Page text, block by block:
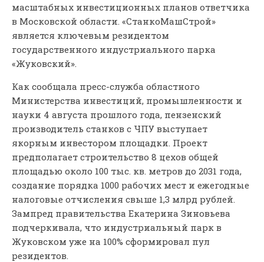
масштабных инвестиционных планов ответчика
в Московской области. «СтанкоМашСтрой»
является ключевым резидентом
государственного индустриального парка
«Жуковский».
Как сообщала пресс-служба областного
Министерства инвестиций, промышленности и
науки 4 августа прошлого года, пензенский
производитель станков с ЧПУ выступает
якорным инвестором площадки. Проект
предполагает строительство 8 цехов общей
площадью около 100 тыс. кв. метров до 2031 года,
создание порядка 1000 рабочих мест и ежегодные
налоговые отчисления свыше 1,3 млрд рублей.
Зампред правительства Екатерина Зиновьева
подчеркивала, что индустриальный парк в
Жуковском уже на 100% сформировал пул
резидентов.